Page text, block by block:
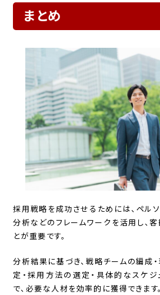
まとめ
採用戦略を成功させるためには、ペル
分析などのフレームワークを活用し、
とが重要です。
分析結果に基づき、戦略チームの編成
定・採用方法の選定・具体的なスケ
で、必要な人材を効率的に獲得できます。